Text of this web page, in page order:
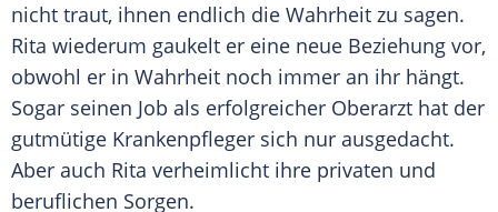
nicht traut, ihnen endlich die Wahrheit zu sagen.
Rita wiederum gaukelt er eine neue Beziehung vor,
obwohl er in Wahrheit noch immer an ihr hängt.
Sogar seinen Job als erfolgreicher Oberarzt hat der
gutmütige Krankenpfleger sich nur ausgedacht.
Aber auch Rita verheimlicht ihre privaten und
beruflichen Sorgen.